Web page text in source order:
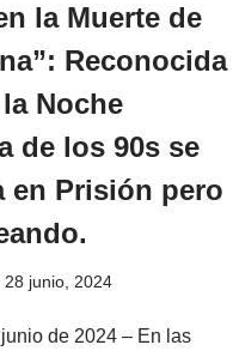
la Muerte de
Reconocida
Noche
de los 90s se
en Prisión pero
28 junio, 2024
de 2024 – En las